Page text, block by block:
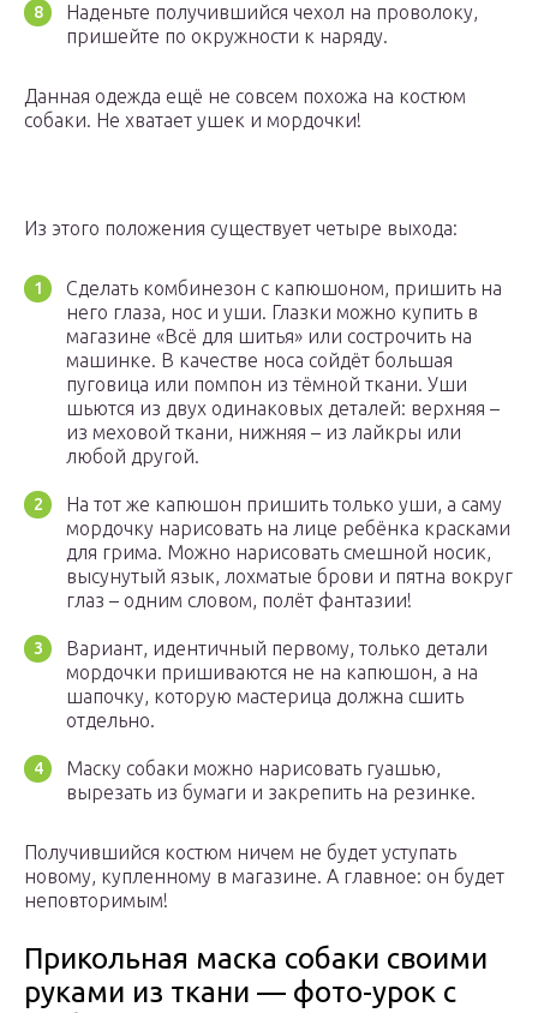
Наденьте получившийся чехол на проволоку,
пришейте по окружности к наряду.
Данная одежда ещё не совсем похожа на костюм
собаки. Не хватает ушек и мордочки!
Из этого положения существует четыре выхода:
Сделать комбинезон с капюшоном, пришить на
него глаза, нос и уши. Глазки можно купить в
магазине «Всё для шитья» или сострочить на
машинке. В качестве носа сойдёт большая
пуговица или помпон из тёмной ткани. Уши
шьются из двух одинаковых деталей: верхняя –
из меховой ткани, нижняя – из лайкры или
любой другой.
На тот же капюшон пришить только уши, а саму
мордочку нарисовать на лице ребёнка красками
для грима. Можно нарисовать смешной носик,
высунутый язык, лохматые брови и пятна вокруг
глаз – одним словом, полёт фантазии!
Вариант, идентичный первому, только детали
мордочки пришиваются не на капюшон, а на
шапочку, которую мастерица должна сшить
отдельно.
Маску собаки можно нарисовать гуашью,
вырезать из бумаги и закрепить на резинке.
Получившийся костюм ничем не будет уступать
новому, купленному в магазине. А главное: он будет
неповторимым!
Прикольная маска собаки своими
руками из ткани — фото-урок с